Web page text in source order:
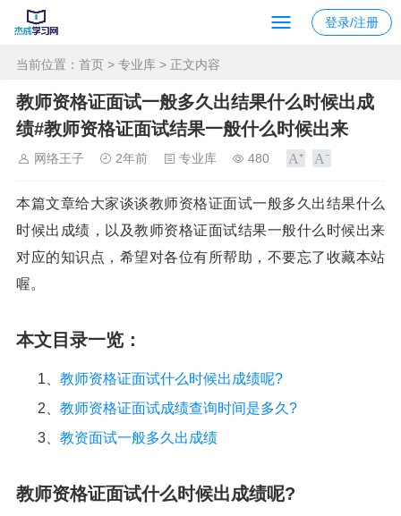
登录/注册
当前位置： 首页 > 专业库 > 正文内容
教师资格证面试一般多久出结果什么时候出成
绩#教师资格证面试结果一般什么时候出来
网络王子 2年前 专业库 480
本篇文章给大家谈谈教师资格证面试一般多久出结果什么
时候出成绩，以及教师资格证面试结果一般什么时候出来
对应的知识点，希望对各位有所帮助，不要忘了收藏本站
喔。
本文目录一览：
1、 教师资格证面试什么时候出成绩呢?
2、 教师资格证面试成绩查询时间是多久?
3、 教资面试一般多久出成绩
教师资格证面试什么时候出成绩呢?